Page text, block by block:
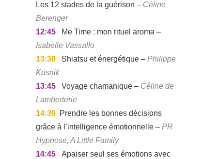
Les 12 stades de la guérison – Céline
Berenger
12:45
Me Time : mon rituel aroma –
Isabelle Vassallo
13:30
Shiatsu et énergétique – Philippe
Kusnik
13:45
Voyage chamanique – Céline de
Lamberterie
14:30 Prendre les bonnes décisions
grâce à l’intelligence émotionnelle – PR
Hypnose, A Little Family
14:45
Apaiser seul ses émotions avec